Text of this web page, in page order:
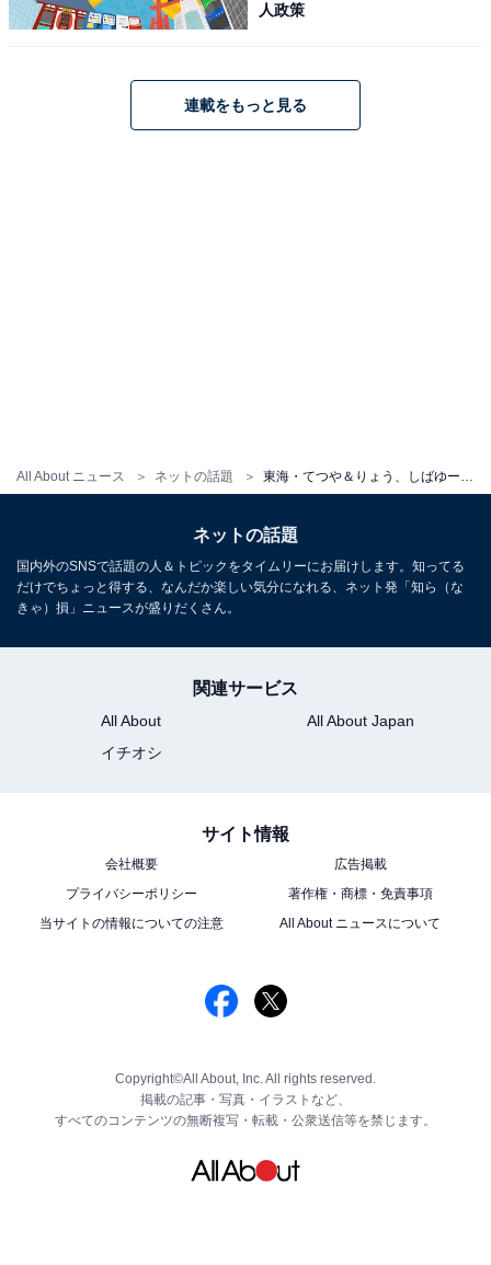
All About ニュース ネットの話題
人政策
連載をもっと見る
ネットの話題
国内外のSNSで話題の人＆トピックをタイムリーにお届けします。知ってる
だけでちょっと得する、なんだか楽しい気分になれる、ネット発「知ら（な
きゃ）損」ニュースが盛りだくさん。
関連サービス
All About
All About Japan
イチオシ
サイト情報
会社概要
広告掲載
プライバシーポリシー
著作権・商標・免責事項
当サイトの情報についての注意
All About ニュースについて
Copyright©All About, Inc. All rights reserved.
掲載の記事・写真・イラストなど、
すべてのコンテンツの無断複写・転載・公衆送信等を禁じます。